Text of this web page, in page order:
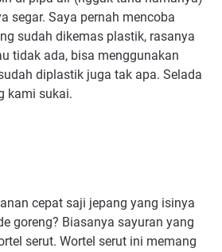
segar. Saya pernah mencoba
sudah dikemas plastik, rasanya
tidak ada, bisa menggunakan
diplastik juga tak apa. Selada
kami sukai.
cepat saji jepang yang isinya
goreng? Biasanya sayuran yang
serut. Wortel serut ini memang